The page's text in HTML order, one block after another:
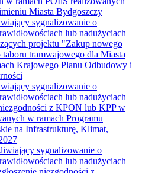
Miasta Bydgoszczy
sygnalizowanie o
lub nadużyciach
projektu "Zakup nowego
taboru tramwajowego dla Miasta
Krajowego Planu Odbudowy i
sygnalizowanie o
lub nadużyciach
z KPON lub KPP w
w ramach Programu
na Infrastrukturę, Klimat,
sygnalizowanie o
lub nadużyciach